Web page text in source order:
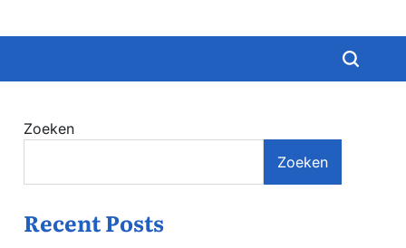
Zoeken
Zoeken
Recent Posts